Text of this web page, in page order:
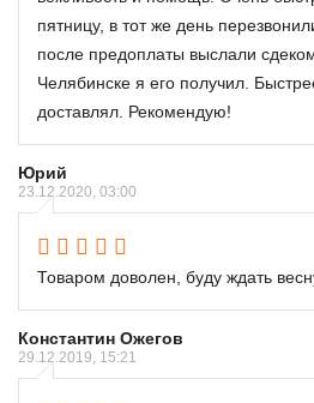
пятницу, в тот же день
после предоплаты выслали
Челябинске я его получил.
доставлял. Рекомендую!
Юрий
23.12.2020, 03:00
Товаром доволен, буду ждать
Константин Ожегов
29.12.2019, 15:21